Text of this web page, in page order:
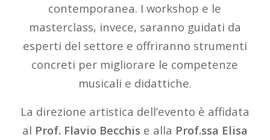
contemporanea. I workshop e le
masterclass, invece, saranno guidati da
esperti del settore e offriranno strumenti
concreti per migliorare le competenze
musicali e didattiche.
La direzione artistica dell’evento è affidata
al Prof. Flavio Becchis e alla Prof.ssa Elisa